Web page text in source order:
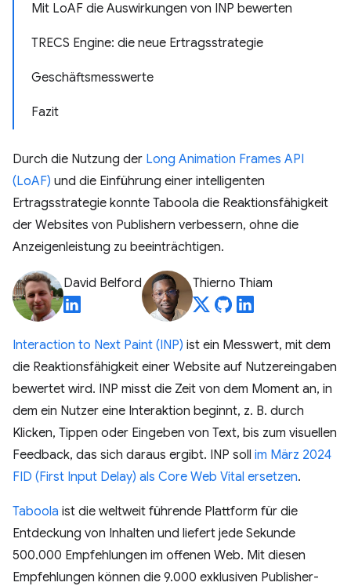
Mit LoAF die Auswirkungen von INP bewerten
TRECS Engine: die neue Ertragsstrategie
Geschäftsmesswerte
Fazit
Durch die Nutzung der Long Animation Frames API
(LoAF) und die Einführung einer intelligenten
Ertragsstrategie konnte Taboola die Reaktionsfähigkeit
der Websites von Publishern verbessern, ohne die
Anzeigenleistung zu beeinträchtigen.
David Belford Thierno Thiam
Interaction to Next Paint (INP) ist ein Messwert, mit dem
die Reaktionsfähigkeit einer Website auf Nutzereingaben
bewertet wird. INP misst die Zeit von dem Moment an, in
dem ein Nutzer eine Interaktion beginnt, z. B. durch
Klicken, Tippen oder Eingeben von Text, bis zum visuellen
Feedback, das sich daraus ergibt. INP soll im März 2024
FID (First Input Delay) als Core Web Vital ersetzen.
Taboola ist die weltweit führende Plattform für die
Entdeckung von Inhalten und liefert jede Sekunde
500.000 Empfehlungen im offenen Web. Mit diesen
Empfehlungen können die 9.000 exklusiven Publisher-